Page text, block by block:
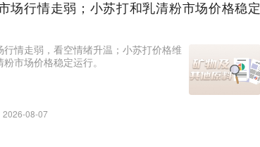
场行情走弱；小苏打和乳清粉市场价格稳定
行情走弱，看空情绪升温；小苏打价格维
市场价格稳定运行。
2026-08-07